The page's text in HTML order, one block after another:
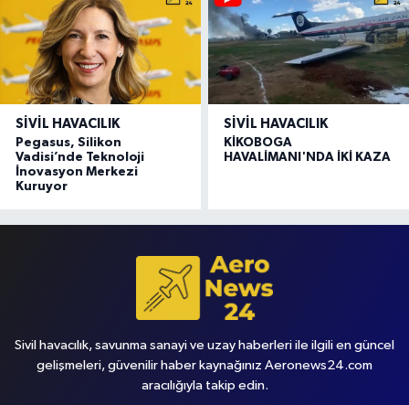
SIVIL HAVACILIK
Pegasus, Silikon
Vadisi’nde Teknoloji
İnovasyon Merkezi
Kuruyor
SIVIL HAVACILIK
KİKOBOGA
HAVALİMANI'NDA İKİ KAZA
Sivil havacılık, savunma sanayi ve uzay haberleri ile ilgili en güncel
gelişmeleri, güvenilir haber kaynağınız Aeronews24.com
aracılığıyla takip edin.